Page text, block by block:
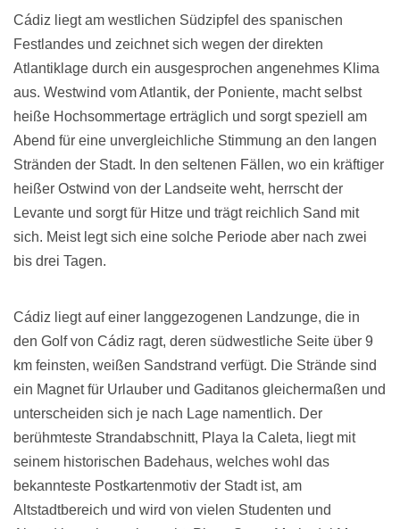
Cádiz liegt am westlichen Südzipfel des spanischen
Festlandes und zeichnet sich wegen der direkten
Atlantiklage durch ein ausgesprochen angenehmes Klima
aus. Westwind vom Atlantik, der Poniente, macht selbst
heiße Hochsommertage erträglich und sorgt speziell am
Abend für eine unvergleichliche Stimmung an den langen
Stränden der Stadt. In den seltenen Fällen, wo ein kräftiger
heißer Ostwind von der Landseite weht, herrscht der
Levante und sorgt für Hitze und trägt reichlich Sand mit
sich. Meist legt sich eine solche Periode aber nach zwei
bis drei Tagen.
Cádiz liegt auf einer langgezogenen Landzunge, die in
den Golf von Cádiz ragt, deren südwestliche Seite über 9
km feinsten, weißen Sandstrand verfügt. Die Strände sind
ein Magnet für Urlauber und Gaditanos gleichermaßen und
unterscheiden sich je nach Lage namentlich. Der
berühmteste Strandabschnitt, Playa la Caleta, liegt mit
seinem historischen Badehaus, welches wohl das
bekannteste Postkartenmotiv der Stadt ist, am
Altstadtbereich und wird von vielen Studenten und